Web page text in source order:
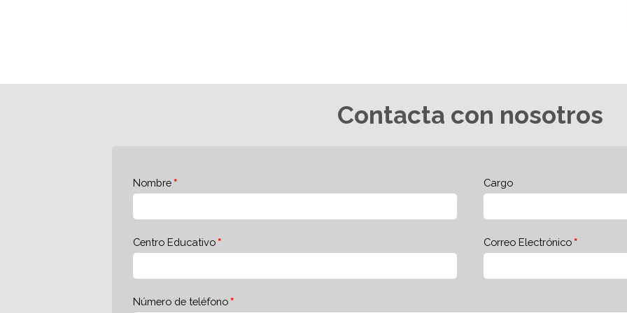
Contacta con nosotros
Nombre Cargo
Centro Educativo Correo Electrónico
Número de teléfono